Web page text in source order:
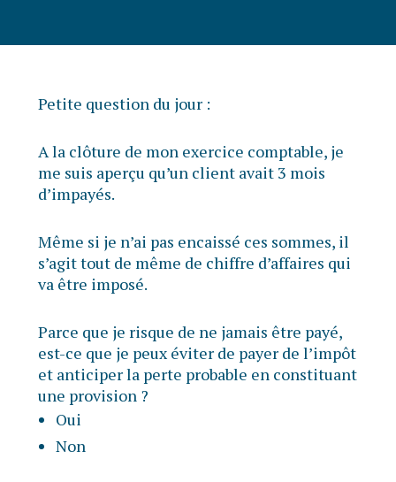
Petite question du jour :
A la clôture de mon exercice comptable, je
me suis aperçu qu’un client avait 3 mois
d’impayés.
Même si je n’ai pas encaissé ces sommes, il
s’agit tout de même de chiffre d’affaires qui
va être imposé.
Parce que je risque de ne jamais être payé,
est-ce que je peux éviter de payer de l’impôt
et anticiper la perte probable en constituant
une provision ?
Oui
Non